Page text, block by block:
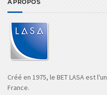
A PROPOS
Créé en 1975, le BET LASA est
France.